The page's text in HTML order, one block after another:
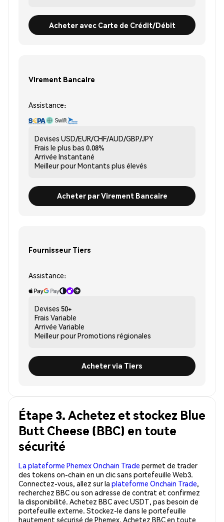
Acheter avec Carte de Crédit/Débit
Virement Bancaire
Assistance:
Devises USD/EUR/CHF/AUD/GBP/JPY
Frais le plus bas 0.08%
Arrivée Instantané
Meilleur pourMontants plus élevés
Acheter par Virement Bancaire
Fournisseur Tiers
Assistance:
Devises 50+
Frais Variable
Arrivée Variable
Meilleur pourPromotions régionales
Acheter via Tiers
Étape 3. Achetez et stockez Blue
Butt Cheese (BBC) en toute
sécurité
La plateforme Phemex Onchain Trade permet de trader
des tokens on-chain en un clic sans portefeuille Web3.
Connectez-vous, allez sur la plateforme Onchain Trade,
recherchez BBC ou son adresse de contrat et confirmez
la disponibilité. Achetez BBC avec USDT, pas besoin de
portefeuille externe. Stockez-le dans le portefeuille
hautement sécurisé de Phemex. Achetez BBC en toute